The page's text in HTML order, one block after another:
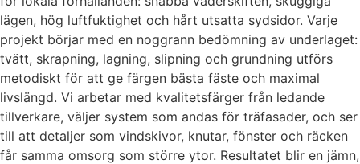
lägen, hög luftfuktighet och hårt utsatta sydsidor. Varje
projekt börjar med en noggrann bedömning av underlaget:
tvätt, skrapning, lagning, slipning och grundning utförs
metodiskt för att ge färgen bästa fäste och maximal
livslängd. Vi arbetar med kvalitetsfärger från ledande
tillverkare, väljer system som andas för träfasader, och ser
till att detaljer som vindskivor, knutar, fönster och räcken
får samma omsorg som större ytor. Resultatet blir en jämn,